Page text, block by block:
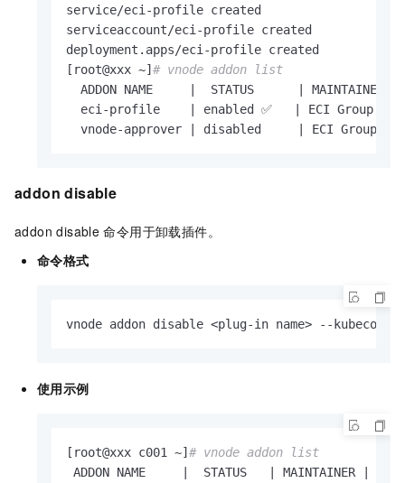
service/eci-profile created
serviceaccount/eci-profile created
deployment.apps/eci-profile created
[root@xxx ~] # vnode addon list
ADDON NAME     |  STATUS      | MAINTAINER
eci-profile    | enabled ✅   | ECI Group
vnode-approver | disabled     | ECI Group
addon disable
addon disable 命令用于卸载插件。
命令格式
vnode addon disable <plug-in name> --
使用示例
[root@xxx c001 ~] # vnode addon list
ADDON NAME     |  STATUS   | MAINTAINER |